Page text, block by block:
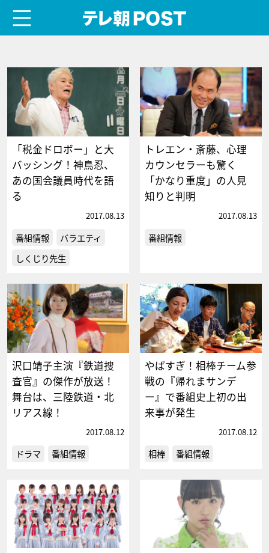
「税金ドロボー」と大
バッシング！神鳥忍、
あの国会議員時代を語
る
2017.08.13
番組情報
バラエティ
しくじり先生
トレエン・斎藤、心理
カウンセラーも驚く
「かなり重度」の人見
知りと判明
2017.08.13
番組情報
沢口靖子主演『鉄道捜
査官』の傑作が放送！
舞台は、三陸鉄道・北
リアス線！
2017.08.12
ドラマ 番組情報
やばすぎ！相棒チーム参
戦の『帰れまサンデ
ー』で番組史上初の出
来事が発生
2017.08.12
相棒 番組情報